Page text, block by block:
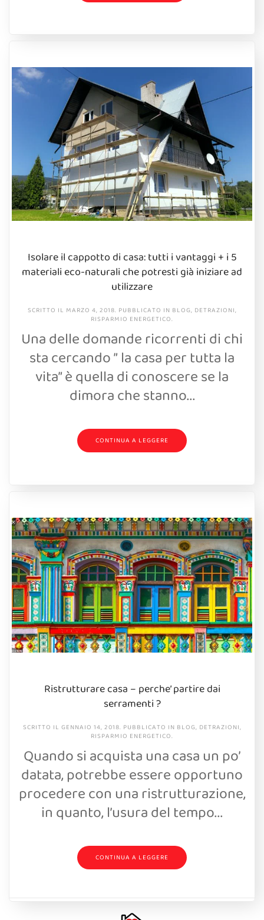
Isolare il cappotto di casa: tutti i vantaggi + i 5
materiali eco-naturali che potresti già iniziare ad
utilizzare
SCRITTO IL MARZO 4, 2018. PUBBLICATO IN BLOG, DETRAZIONI,
RISPARMIO ENERGETICO.
Una delle domande ricorrenti di chi
sta cercando ” la casa per tutta la
vita” è quella di conoscere se la
dimora che stanno...
CONTINUA A LEGGERE
Ristrutturare casa – perche’ partire dai
serramenti ?
SCRITTO IL GENNAIO 14, 2018. PUBBLICATO IN BLOG, DETRAZIONI,
RISPARMIO ENERGETICO.
Quando si acquista una casa un po’
datata, potrebbe essere opportuno
procedere con una ristrutturazione,
in quanto, l’usura del tempo...
CONTINUA A LEGGERE